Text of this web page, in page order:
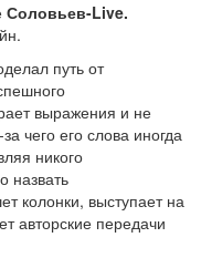
Соловьев-Live.
путь от
выражения и не
чего его слова иногда
никого
назвать
колонки, выступает на
авторские передачи